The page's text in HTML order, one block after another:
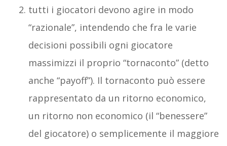
tutti i giocatori devono agire in modo
“razionale”, intendendo che fra le varie
decisioni possibili ogni giocatore
massimizzi il proprio “tornaconto” (detto
anche “payoff”). Il tornaconto può essere
rappresentato da un ritorno economico,
un ritorno non economico (il “benessere”
del giocatore) o semplicemente il maggiore